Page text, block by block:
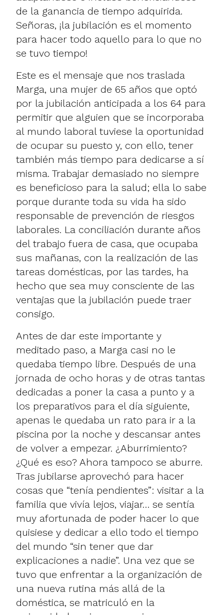
de la ganancia de tiempo adquirida.
Señoras, ¡la jubilación es el momento
para hacer todo aquello para lo que no
se tuvo tiempo!
Este es el mensaje que nos traslada
Marga, una mujer de 65 años que optó
por la jubilación anticipada a los 64 para
permitir que alguien que se incorporaba
al mundo laboral tuviese la oportunidad
de ocupar su puesto y, con ello, tener
también más tiempo para dedicarse a sí
misma. Trabajar demasiado no siempre
es beneficioso para la salud; ella lo sabe
porque durante toda su vida ha sido
responsable de prevención de riesgos
laborales. La conciliación durante años
del trabajo fuera de casa, que ocupaba
sus mañanas, con la realización de las
tareas domésticas, por las tardes, ha
hecho que sea muy consciente de las
ventajas que la jubilación puede traer
consigo.
Antes de dar este importante y
meditado paso, a Marga casi no le
quedaba tiempo libre. Después de una
jornada de ocho horas y de otras tantas
dedicadas a poner la casa a punto y a
los preparativos para el día siguiente,
apenas le quedaba un rato para ir a la
piscina por la noche y descansar antes
de volver a empezar. ¿Aburrimiento?
¿Qué es eso? Ahora tampoco se aburre.
Tras jubilarse aprovechó para hacer
cosas que “tenía pendientes”: visitar a la
familia que vivía lejos, viajar… se sentía
muy afortunada de poder hacer lo que
quisiese y dedicar a ello todo el tiempo
del mundo “sin tener que dar
explicaciones a nadie”. Una vez que se
tuvo que enfrentar a la organización de
una nueva rutina más allá de la
doméstica, se matriculó en la